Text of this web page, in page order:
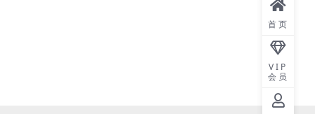
首页
VIP
会员